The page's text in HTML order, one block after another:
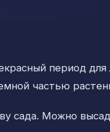
период
частью
сада. Можно